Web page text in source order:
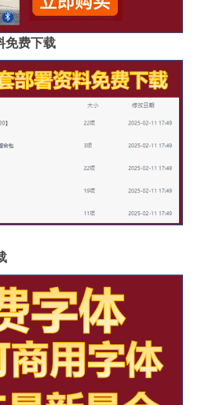
免费下载